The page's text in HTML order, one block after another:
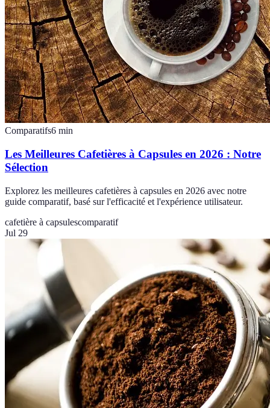
Comparatifs6 min
Les Meilleures Cafetières à Capsules en 2026 : Notre
Sélection
Explorez les meilleures cafetières à capsules en 2026 avec notre
guide comparatif, basé sur l'efficacité et l'expérience utilisateur.
cafetière à capsulescomparatif
Jul 29